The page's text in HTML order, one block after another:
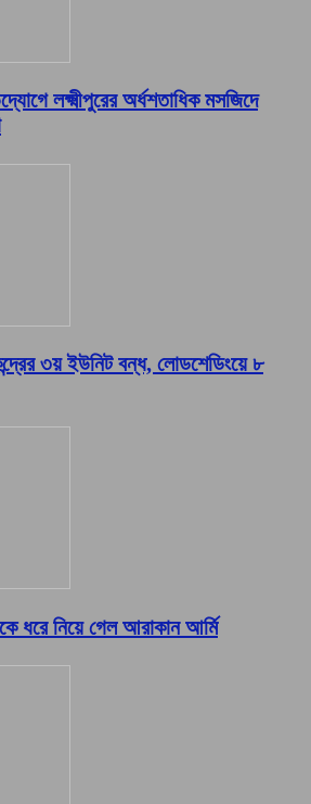
লক্ষ্মীপুরের অর্ধশতাধিক মসজিদে
৩য় ইউনিট বন্ধ, লোডশেডিংয়ে ৮
ধরে নিয়ে গেল আরাকান আর্মি